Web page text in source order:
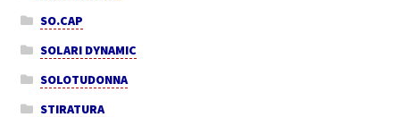
SO.CAP
SOLARI DYNAMIC
SOLOTUDONNA
STIRATURA